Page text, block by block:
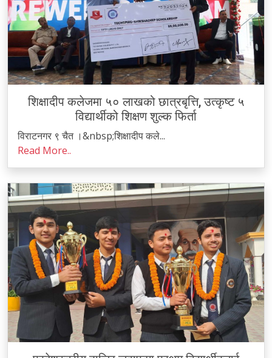
शिक्षादीप कलेजमा ५० लाखको छात्रबृत्ति, उत्कृष्ट ५
विद्यार्थीको शिक्षण शुल्क फिर्ता
विराटनगर ९ चैत ।&nbsp;शिक्षादीप कले...
Read More..